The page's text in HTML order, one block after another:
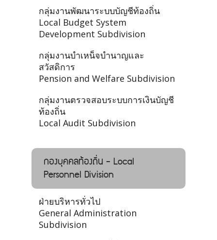
กลุ่มงานพัฒนาระบบบัญชีท้องถิ่น
Local Budget System
Development Subdivision
กลุ่มงานบำเหน็จบำนาญและ
สวัสดิการ
Pension and Welfare Subdivision
กลุ่มงานตรวจสอบระบบการเงินบัญชี
ท้องถิ่น
Local Audit Subdivision
กองบุคคลท้องถิ่น - Local
Personnel Division
ฝ่ายบริหารทั่วไป
General Administration
Subdivision